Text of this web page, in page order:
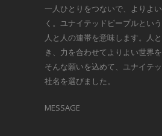
一人ひとりをつないで、よりよ
く。ユナイテッドピープルとい
人と人の連帯を意味します。人
き、力を合わせてよりよい世界を
そんな願いを込めて、ユナイテ
社名を選びました。
MESSAGE